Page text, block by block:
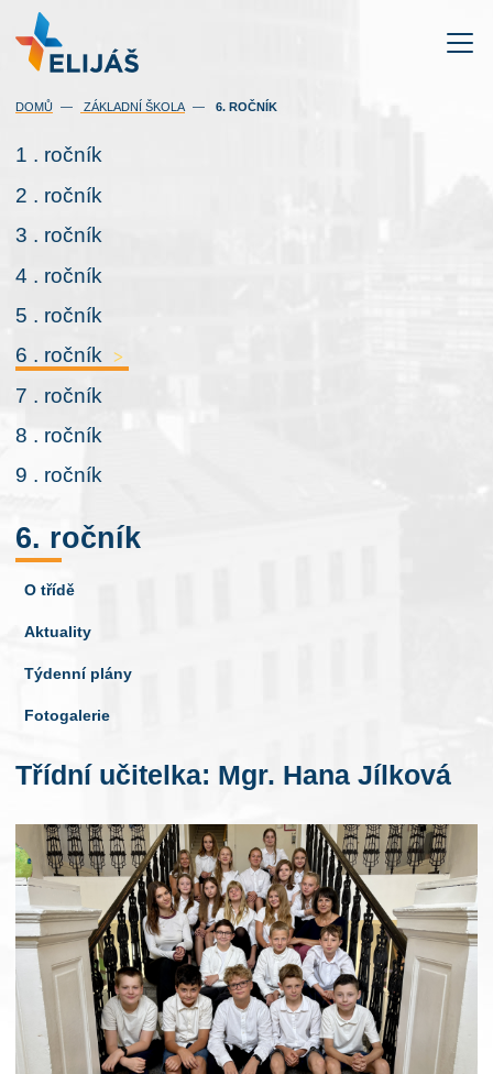
DOMŮ ZÁKLADNÍ ŠKOLA 6. ROČNÍK(AKTUÁLNÍ)
1 . ročník
2 . ročník
3 . ročník
4 . ročník
5 . ročník
6 . ročník >
7 . ročník
8 . ročník
9 . ročník
6. ročník
O třídě
Aktuality
Týdenní plány
Fotogalerie
Třídní učitelka: Mgr. Hana Jílková